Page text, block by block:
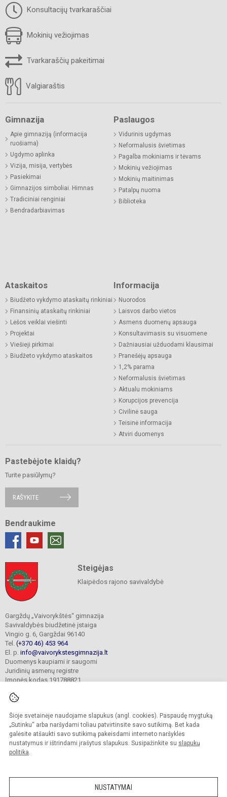
Šioje svetainėje naudojame slapukus (angl. cookies). Paspaudę mygtuką
„Sutinku“ arba naršydami toliau patvirtinsite savo sutikimą. Bet kada
galėsite atšaukti savo sutikimą pakeisdami interneto naršyklės
nustatymus ir ištrindami įrašytus slapukus. Susipažinkite su slapukų
politika.
NUSTATYMAI
Konsultacijų tvarkaraščiai
Mokinių vežiojimas
Tvarkaraščių pakeitimai
Valgiaraštis
Gimnazija
Apie gimnaziją (informacija
ruošiama)
Ugdymo aplinka
Vizija, misija, vertybės
Pasiekimai
Gimnazijos simboliai. Himnas
Tradiciniai renginiai
Bendradarbiavimas
Paslaugos
Vidurinis ugdymas
Neformalusis švietimas
Pagalba mokiniams ir tėvams
Mokinių vežiojimas
Mokinių maitinimas
Patalpų nuoma
Biblioteka
Ataskaitos
Biudžeto vykdymo ataskaitų rinkiniai
Finansinių ataskaitų rinkiniai
Lėšos veiklai viešinti
Projektai
Viešieji pirkimai
Biudžeto vykdymo ataskaitos
Informacija
Nuorodos
Laisvos darbo vietos
Asmens duomenų apsauga
Konsultavimasis su visuomene
Dažniausiai užduodami klausimai
Pranešėjų apsauga
1,2% parama
Neformalusis švietimas
Aktualu mokiniams
Korupcijos prevencija
Civilinė sauga
Teisinė informacija
Atviri duomenys
Pastebėjote klaidų?
Turite pasiūlymų?
RAŠYKITE
Bendraukime
Steigėjas
Klaipėdos rajono savivaldybė
Gargždų „Vaivorykštės“ gimnazija
Savivaldybės biudžetinė įstaiga
Vingio g. 6, Gargždai 96140
Tel. (+370 46) 453 964
El. p. info@vaivorykstesgimnazija.lt
Duomenys kaupiami ir saugomi
Juridinių asmenų registre
Įmonės kodas 191788821
© 2022. Gargždų „Vaivorykštės“ gimnazija. Visos teisės saugomos.
Kopijuoti turinį be raštiško gimnazijos sutikimo griežtai draudžiama.
Prieinamumo paraiška Slapukų valdymas
Sumanus būdas atnaujinti